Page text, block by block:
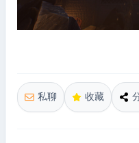
私聊 收藏